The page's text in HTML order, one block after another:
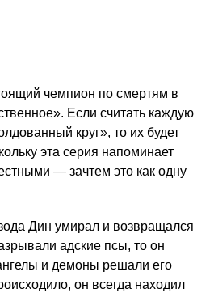
чемпион по смертям в
. Если считать каждую
круг», то их будет
эта серия напоминает
— зачтем это как одну
Дин умирал и возвращался
адские псы, то он
и демоны решали его
он всегда находил